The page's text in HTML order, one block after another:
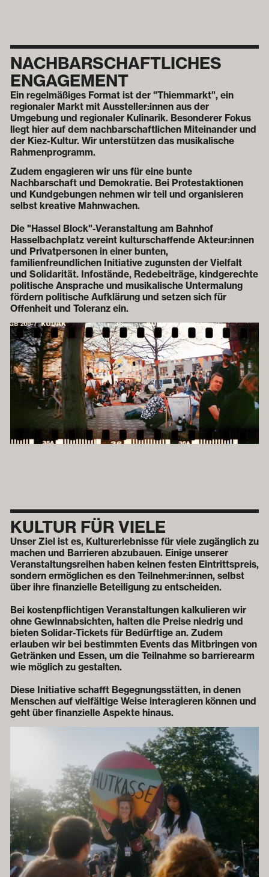
NACHBAR­SCHAFTLICHES
ENGAGEMENT
Ein regelmäßiges Format ist der "Thiemmarkt", ein
regionaler Markt mit Aussteller:innen aus der
Umgebung und regionaler Kulinarik. Besonderer Fokus
liegt hier auf dem nachbarschaftlichen Miteinander und
der Kiez-Kultur. Wir unterstützen das musikalische
Rahmenprogramm.
Zudem engagieren wir uns für eine bunte
Nachbarschaft und Demokratie. Bei Protestaktionen
und Kundgebungen nehmen wir teil und organisieren
selbst kreative Mahnwachen.
Die "Hassel Block"-Veranstaltung am Bahnhof
Hasselbachplatz vereint kulturschaffende Akteur:innen
und Privatpersonen in einer bunten,
familienfreundlichen Initiative zugunsten der Vielfalt
und Solidarität. Infostände, Redebeiträge, kindgerechte
politische Ansprache und musikalische Untermalung
fördern politische Aufklärung und setzen sich für
Offenheit und Toleranz ein.
KULTUR FÜR VIELE
Unser Ziel ist es, Kulturerlebnisse für viele zugänglich zu
machen und Barrieren abzubauen. Einige unserer
Veranstaltungsreihen haben keinen festen Eintrittspreis,
sondern ermöglichen es den Teilnehmer:innen, selbst
über ihre finanzielle Beteiligung zu entscheiden.
Bei kostenpflichtigen Veranstaltungen kalkulieren wir
ohne Gewinnabsichten, halten die Preise niedrig und
bieten Solidar-Tickets für Bedürftige an. Zudem
erlauben wir bei bestimmten Events das Mitbringen von
Getränken und Essen, um die Teilnahme so barrierearm
wie möglich zu gestalten.
Diese Initiative schafft Begegnungsstätten, in denen
Menschen auf vielfältige Weise interagieren können und
geht über finanzielle Aspekte hinaus.